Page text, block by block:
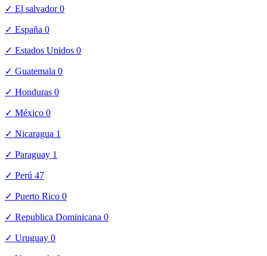
✓ El salvador0
✓ España 0
✓ Estados Unidos 0
✓ Guatemala 0
✓ Honduras 0
✓ México 0
✓ Nicaragua 1
✓ Paraguay 1
✓ Perú 47
✓ Puerto Rico 0
✓ Republica Dominicana 0
✓ Uruguay 0